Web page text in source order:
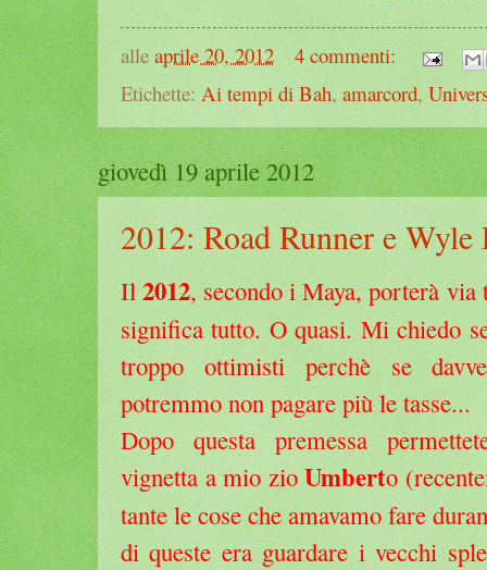
alle aprile 20, 2012
4 commenti:
Etichette: Ai tempi di Bah, amarcord,
giovedì 19 aprile 2012
2012: Road Runner e Wyle
Il2012, secondo i Maya, porterà
significa tutto. O quasi. Mi chiedo
troppo ottimisti perchè se
potremmo non pagare più le tasse...
Dopo questa premessa
vignetta a mio zioUmberto
tante le cose che amavamo fare
di queste era guardare i vecchi